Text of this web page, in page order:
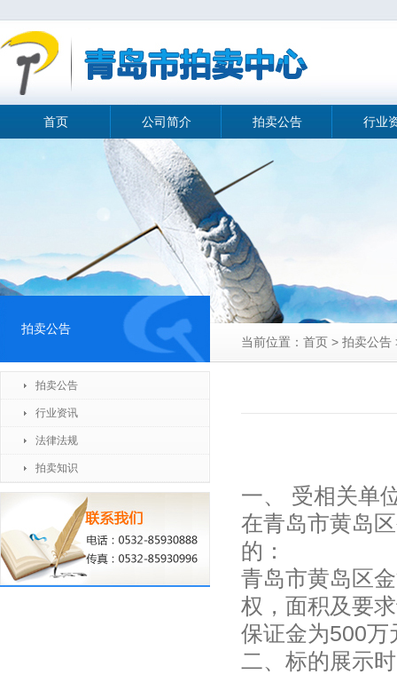
首页 公司简介 拍卖公告 行业
拍卖公告
拍卖公告
行业资讯
法律法规
拍卖知识
当前位置：首页 > 拍卖公
一、 受相关单
在青岛市黄岛
的：
青岛市黄岛区
权，面积及要
保证金为500
二、标的展示